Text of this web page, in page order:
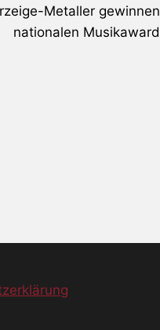
Metaller gewinnen
nationalen Musikaward